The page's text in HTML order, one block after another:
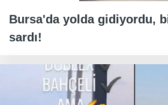
Bursa'da yolda gidiyordu,
sardı!